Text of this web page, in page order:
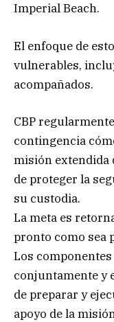
Imperial Beach.
El enfoque de
vulnerables,
acompañados.
CBP
contingencia
misión extendida
de proteger la
su custodia.
La meta es
pronto como sea
Los componentes
conjuntamente y
de preparar y
apoyo de la